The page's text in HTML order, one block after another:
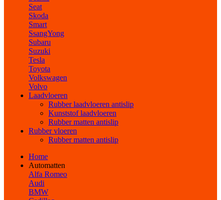
Seat
Skoda
Smart
SsangYong
Subaru
Suzuki
Tesla
Toyota
Volkswagen
Volvo
Laadvloeren
Rubber laadvloeren antislip
Kunststof laadvloeren
Rubber matten antislip
Rubber vloeren
Rubber matten antislip
Home
Automatten
Alfa Romeo
Audi
BMW